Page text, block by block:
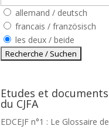
allemand / deutsch
francais / französisch
les deux / beide
Etudes et documents
du CJFA
EDCEJF n°1 : Le Glossaire de